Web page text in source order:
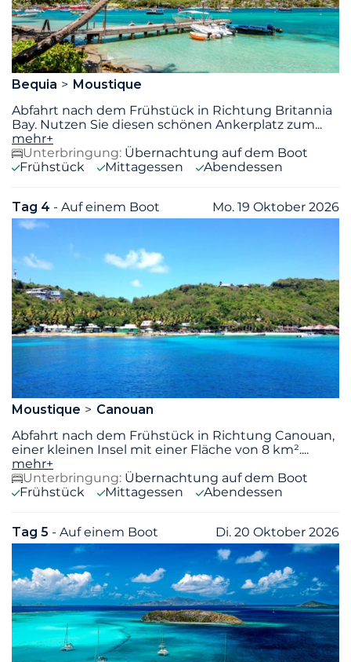
Bequia
Moustique
Abfahrt nach dem Frühstück in Richtung Britannia
Bay. Nutzen Sie diesen schönen Ankerplatz zum...
mehr+
Unterbringung: Übernachtung auf dem Boot
Frühstück
Mittagessen Abendessen
Tag 4 - Auf einem Boot Mo. 19 Oktober 2026
Moustique
Canouan
Abfahrt nach dem Frühstück in Richtung Canouan,
einer kleinen Insel mit einer Fläche von 8 km²....
mehr+
Unterbringung: Übernachtung auf dem Boot
Frühstück
Mittagessen Abendessen
Tag 5 - Auf einem Boot Di. 20 Oktober 2026